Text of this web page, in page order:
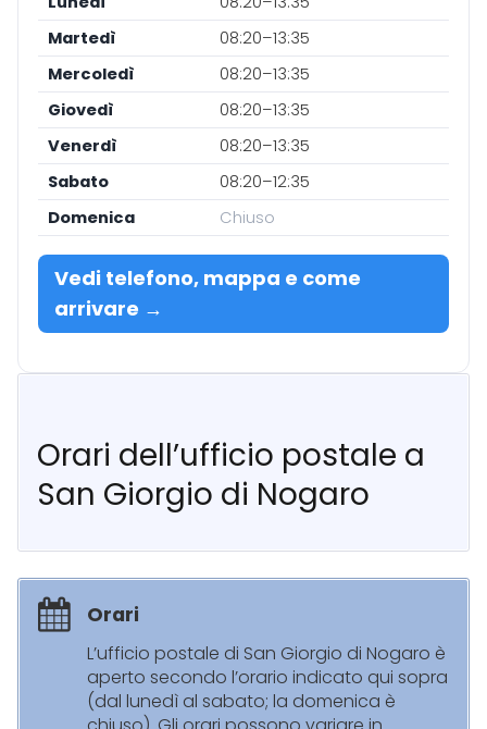
Martedì
08:20–13:35
Mercoledì
08:20–13:35
Giovedì
08:20–13:35
Venerdì
08:20–13:35
Sabato
08:20–12:35
Domenica
Chiuso
Vedi telefono, mappa e come
arrivare →
Orari dell’ufficio postale a
San Giorgio di Nogaro
Orari
L’ufficio postale di San Giorgio di Nogaro è
aperto secondo l’orario indicato qui sopra
(dal lunedì al sabato; la domenica è